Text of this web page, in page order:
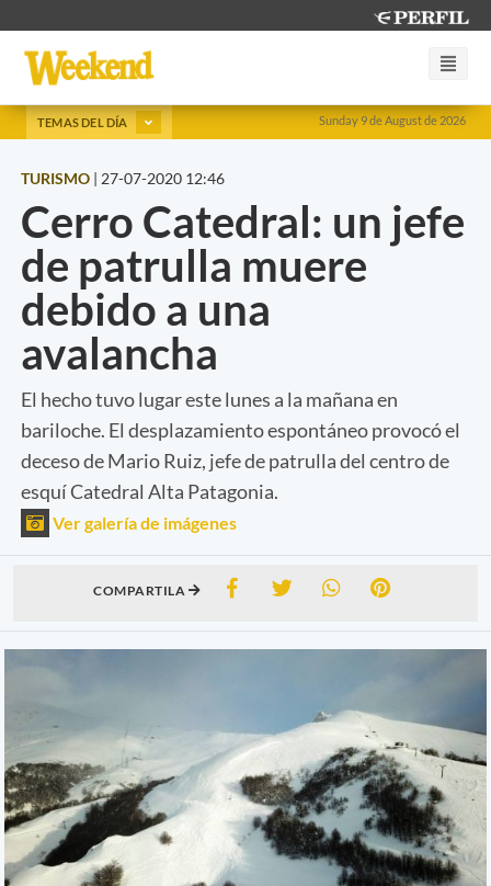
Sunday 9 de August de 2026
TEMAS DEL DÍA
TURISMO | 27-07-2020 12:46
Cerro Catedral: un jefe
de patrulla muere
debido a una
avalancha
El hecho tuvo lugar este lunes a la mañana en
bariloche. El desplazamiento espontáneo provocó el
deceso de Mario Ruiz, jefe de patrulla del centro de
esquí Catedral Alta Patagonia.
Ver galería de imágenes
COMPARTILA